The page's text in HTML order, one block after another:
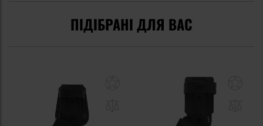
ПІДІБРАНІ ДЛЯ ВАС